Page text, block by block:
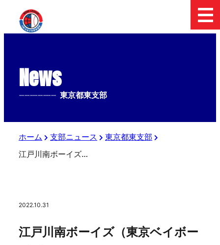
News
-------------- 東京都東支部
ホーム 支部ニュース
東京都東支部
江戸川南ボーイズ（東京ベイボーイズ）
2022.10.31
江戸川南ボーイズ（東京ベイボー